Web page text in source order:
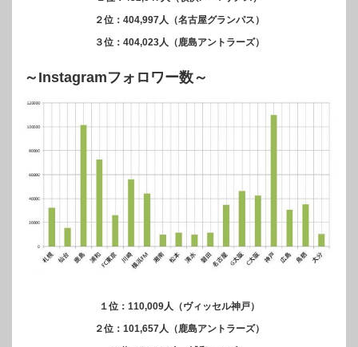
２位：404,997人（名古屋グランパス）
３位：404,023人（鹿島アントラーズ）
～Instagramフォロワー数～
１位：110,009人（ヴィッセル神戸）
２位：101,657人（鹿島アントラーズ）